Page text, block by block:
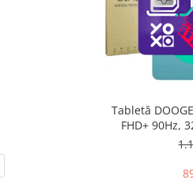
Tabletă
FHD+ 90Hz,